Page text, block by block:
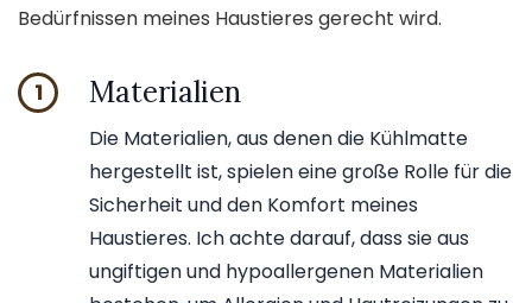
Bedürfnissen meines Haustieres gerecht wird.
1 Materialien
Die Materialien, aus denen die Kühlmatte
hergestellt ist, spielen eine große Rolle für die
Sicherheit und den Komfort meines
Haustieres. Ich achte darauf, dass sie aus
ungiftigen und hypoallergenen Materialien